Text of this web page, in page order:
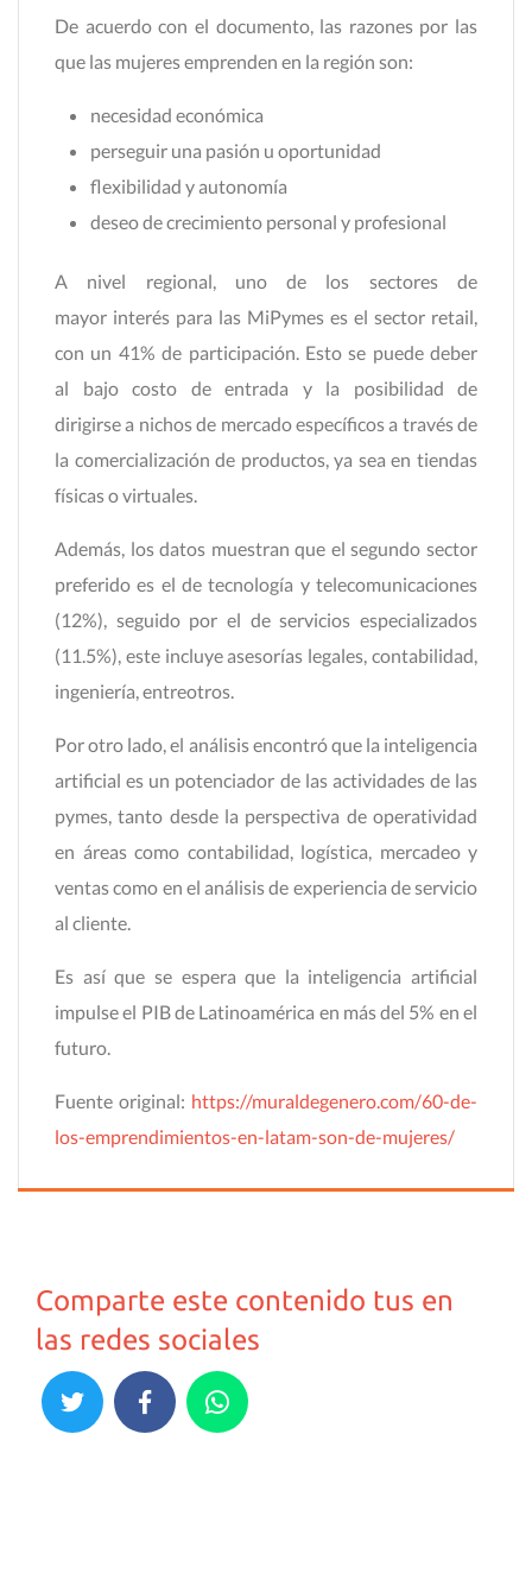
De acuerdo con el documento, las razones por las
que las mujeres emprenden en la región son:
necesidad económica
perseguir una pasión u oportunidad
flexibilidad y autonomía
deseo de crecimiento personal y profesional
A nivel regional, uno de los sectores de
mayor interés para las MiPymes es el sector retail,
con un 41% de participación. Esto se puede deber
al bajo costo de entrada y la posibilidad de
dirigirse a nichos de mercado específicos a través de
la comercialización de productos, ya sea en tiendas
físicas o virtuales.
Además, los datos muestran que el segundo sector
preferido es el de tecnología y telecomunicaciones
(12%), seguido por el de servicios especializados
(11.5%), este incluye asesorías legales, contabilidad,
ingeniería, entreotros.
Por otro lado, el análisis encontró que la inteligencia
artificial es un potenciador de las actividades de las
pymes, tanto desde la perspectiva de operatividad
en áreas como contabilidad, logística, mercadeo y
ventas como en el análisis de experiencia de servicio
al cliente.
Es así que se espera que la inteligencia artificial
impulse el PIB de Latinoamérica en más del 5% en el
futuro.
Fuente original: https://muraldegenero.com/60-de-
los-emprendimientos-en-latam-son-de-mujeres/
Comparte este contenido tus en
las redes sociales